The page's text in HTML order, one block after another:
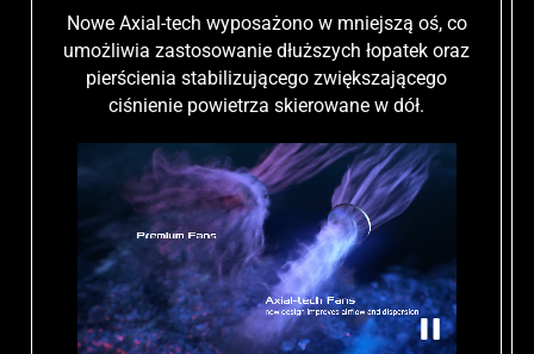
Nowe Axial-tech wyposażono w mniejszą oś, co
umożliwia zastosowanie dłuższych łopatek oraz
pierścienia stabilizującego zwiększającego
ciśnienie powietrza skierowane w dół.